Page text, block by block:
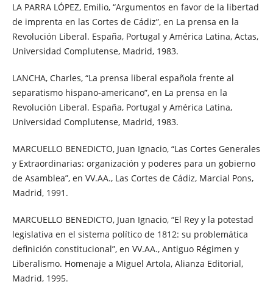
LA PARRA LÓPEZ, Emilio, “Argumentos en favor de la libertad
de imprenta en las Cortes de Cádiz”, en La prensa en la
Revolución Liberal. España, Portugal y América Latina, Actas,
Universidad Complutense, Madrid, 1983.
LANCHA, Charles, “La prensa liberal española frente al
separatismo hispano-americano”, en La prensa en la
Revolución Liberal. España, Portugal y América Latina,
Universidad Complutense, Madrid, 1983.
MARCUELLO BENEDICTO, Juan Ignacio, “Las Cortes Generales
y Extraordinarias: organización y poderes para un gobierno
de Asamblea”, en VV.AA., Las Cortes de Cádiz, Marcial Pons,
Madrid, 1991.
MARCUELLO BENEDICTO, Juan Ignacio, “El Rey y la potestad
legislativa en el sistema político de 1812: su problemática
definición constitucional”, en VV.AA., Antiguo Régimen y
Liberalismo. Homenaje a Miguel Artola, Alianza Editorial,
Madrid, 1995.